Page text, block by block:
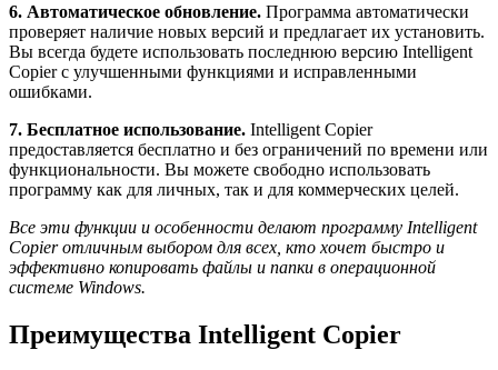
6. Автоматическое обновление. Программа автоматически
проверяет наличие новых версий и предлагает их установить.
Вы всегда будете использовать последнюю версию Intelligent
Copier с улучшенными функциями и исправленными
ошибками.
7. Бесплатное использование. Intelligent Copier
предоставляется бесплатно и без ограничений по времени или
функциональности. Вы можете свободно использовать
программу как для личных, так и для коммерческих целей.
Все эти функции и особенности делают программу Intelligent
Copier отличным выбором для всех, кто хочет быстро и
эффективно копировать файлы и папки в операционной
системе Windows.
Преимущества Intelligent Copier